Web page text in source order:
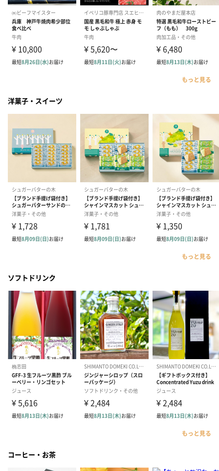
もっと見る
洋菓子・スイーツ
もっと見る
ソフトドリンク
もっと見る
コーヒー・お茶